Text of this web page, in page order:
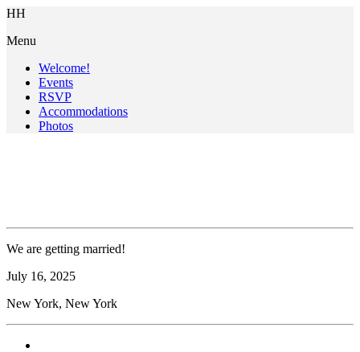
HH
Menu
Welcome!
Events
RSVP
Accommodations
Photos
We are getting married!
July 16, 2025
New York, New York